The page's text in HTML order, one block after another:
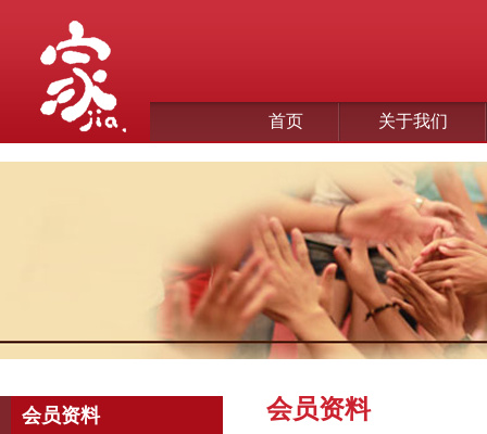
首页 关于我们
会员资料 会员资料